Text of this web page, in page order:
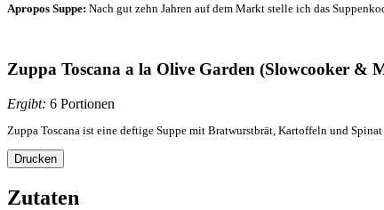
Apropos Suppe: Nach gut zehn Jahren auf dem Markt stelle ich das
Zuppa Toscana a la Olive Garden (Slowcooker &
Ergibt: 6 Portionen
Zuppa Toscana ist eine deftige Suppe mit Bratwurstbrät, Kartoffeln und
Drucken
Zutaten